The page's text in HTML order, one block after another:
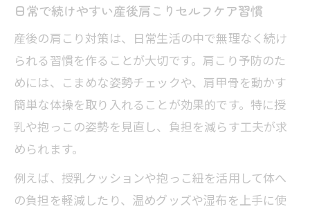
日常で続けやすい産後肩こりセルフケア習慣
産後の肩こり対策は、日常生活の中で無理なく続け
られる習慣を作ることが大切です。肩こり予防のた
めには、こまめな姿勢チェックや、肩甲骨を動かす
簡単な体操を取り入れることが効果的です。特に授
乳や抱っこの姿勢を見直し、負担を減らす工夫が求
められます。
例えば、授乳クッションや抱っこ紐を活用して体へ
の負担を軽減したり、温めグッズや湿布を上手に使